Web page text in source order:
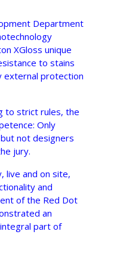
Department
XGloss unique
to stains
external protection
to strict rules, the
Only
not designers
jury.
live and on site,
and
of the Red Dot
an
part of